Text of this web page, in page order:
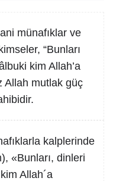
münafıklar ve
“Bunları
kim Allah’a
Allah mutlak güç
kalplerinde
«Bunları, dinleri
Allah´a